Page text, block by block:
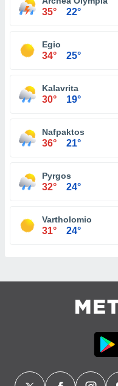
35° 22°
Egio
34° 25°
Kalavrita
30° 19°
Nafpaktos
36° 21°
Pyrgos
32° 24°
Vartholomio
31° 24°